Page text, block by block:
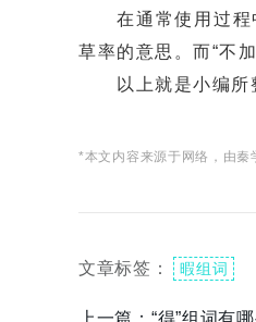
在通常使用过程中
草率的意思。而“不
以上就是小编所整
*本文内容来源于网络，由秦
文章标签： 暇组词
上一篇： “得”组词有